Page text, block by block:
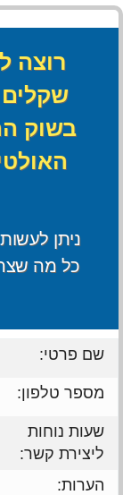
רוצה
בשוק
ניתן
שם פרטי:
מספר טלפון:
שעות נוחות
ליצירת קשר:
הערות: